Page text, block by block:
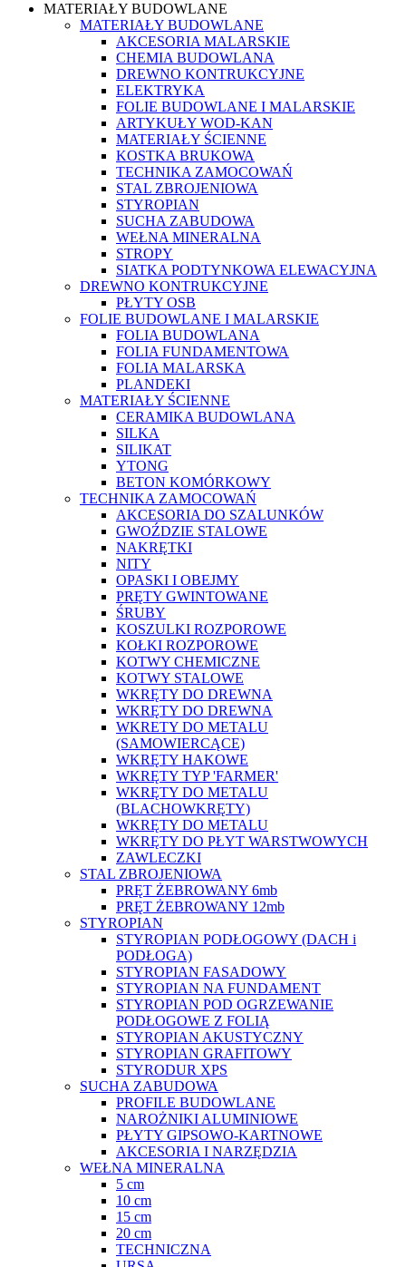
MATERIAŁY BUDOWLANE
MATERIAŁY BUDOWLANE
AKCESORIA MALARSKIE
CHEMIA BUDOWLANA
DREWNO KONTRUKCYJNE
ELEKTRYKA
FOLIE BUDOWLANE I MALARSKIE
ARTYKUŁY WOD-KAN
MATERIAŁY ŚCIENNE
KOSTKA BRUKOWA
TECHNIKA ZAMOCOWAŃ
STAL ZBROJENIOWA
STYROPIAN
SUCHA ZABUDOWA
WEŁNA MINERALNA
STROPY
SIATKA PODTYNKOWA ELEWACYJNA
DREWNO KONTRUKCYJNE
PŁYTY OSB
FOLIE BUDOWLANE I MALARSKIE
FOLIA BUDOWLANA
FOLIA FUNDAMENTOWA
FOLIA MALARSKA
PLANDEKI
MATERIAŁY ŚCIENNE
CERAMIKA BUDOWLANA
SILKA
SILIKAT
YTONG
BETON KOMÓRKOWY
TECHNIKA ZAMOCOWAŃ
AKCESORIA DO SZALUNKÓW
GWOŹDZIE STALOWE
NAKRĘTKI
NITY
OPASKI I OBEJMY
PRĘTY GWINTOWANE
ŚRUBY
KOSZULKI ROZPOROWE
KOŁKI ROZPOROWE
KOTWY CHEMICZNE
KOTWY STALOWE
WKRĘTY DO DREWNA
WKRĘTY DO DREWNA
WKRETY DO METALU
(SAMOWIERCĄCE)
WKRĘTY HAKOWE
WKRĘTY TYP 'FARMER'
WKRĘTY DO METALU
(BLACHOWKRĘTY)
WKRĘTY DO METALU
WKRĘTY DO PŁYT WARSTWOWYCH
ZAWLECZKI
STAL ZBROJENIOWA
PRĘT ŻEBROWANY 6mb
PRĘT ŻEBROWANY 12mb
STYROPIAN
STYROPIAN PODŁOGOWY (DACH i
PODŁOGA)
STYROPIAN FASADOWY
STYROPIAN NA FUNDAMENT
STYROPIAN POD OGRZEWANIE
PODŁOGOWE Z FOLIĄ
STYROPIAN AKUSTYCZNY
STYROPIAN GRAFITOWY
STYRODUR XPS
SUCHA ZABUDOWA
PROFILE BUDOWLANE
NAROŻNIKI ALUMINIOWE
PŁYTY GIPSOWO-KARTNOWE
AKCESORIA I NARZĘDZIA
WEŁNA MINERALNA
5 cm
10 cm
15 cm
20 cm
TECHNICZNA